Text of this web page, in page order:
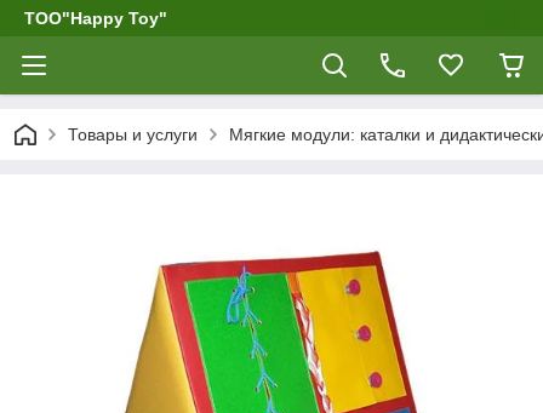
ТОО"Happy Toy"
Товары и услуги Мягкие модули: каталки и